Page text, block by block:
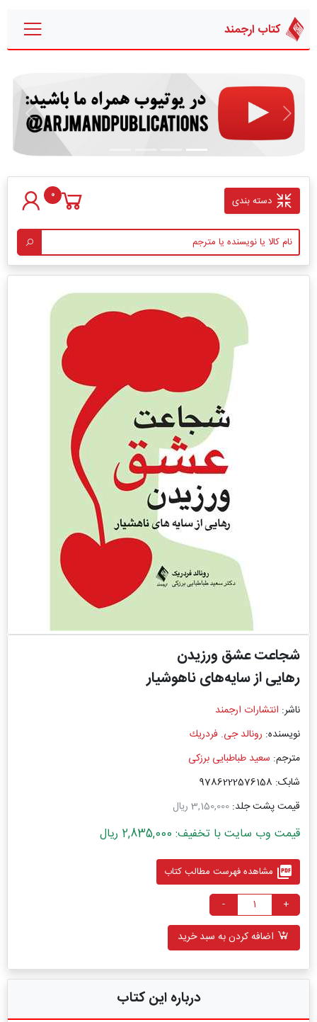
کتاب ارجمند
قبلی بعدی
دسته بندی 0
شجاعت عشق ورزیدن
رهایی از سایه‌های ناهوشیار
ناشر: انتشارات ارجمند
نویسنده: رونالد جی. فردریك
مترجم: سعید طباطبایی برزكی
شابک: 9786222576158
قیمت پشت جلد: 3,150,000 ریال
قیمت وب سایت با تخفیف: 2,835,000 ریال
picture_as_pdf مشاهده فهرست مطالب کتاب
+
-
اضافه کردن به سبد خرید
درباره این کتاب